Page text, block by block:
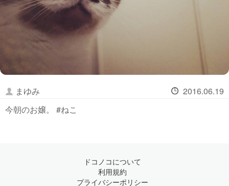
まゆみ
2016.06.19
今朝のお嬢。 #ねこ
ドコノコについて
利用規約
プライバシーポリシー